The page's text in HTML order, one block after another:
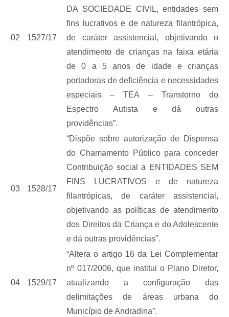
02 1527/17
DA SOCIEDADE CIVIL, entidades sem
fins lucrativos e de natureza filantrópica,
de caráter assistencial, objetivando o
atendimento de crianças na faixa etária
de 0 a 5 anos de idade e crianças
portadoras de deficiência e necessidades
especiais – TEA – Transtorno do
Espectro Autista e dá outras
providências”.
03 1528/17
“Dispõe sobre autorização de Dispensa
do Chamamento Público para conceder
Contribuição social a ENTIDADES SEM
FINS LUCRATIVOS e de natureza
filantrópicas, de caráter assistencial,
objetivando as políticas de atendimento
dos Direitos da Criança e do Adolescente
e dá outras providências”.
04 1529/17
“Altera o artigo 16 da Lei Complementar
nº 017/2006, que institui o Plano Diretor,
atualizando a configuração das
delimitações de áreas urbana do
Município de Andradina”.